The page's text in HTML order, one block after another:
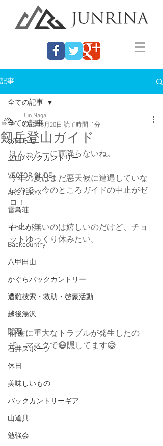
記事
全ての記事
お知らせ
立山バックカントリー
VECTOR GLIDE
ARC'TERYX
雷鳥荘
イベント
Backcountry
八甲田山
かぐらバックカントリー
遭難捜索・救助・啓蒙活動
越後湯沢
関西
石井スポーツ
休日
美味しいもの
バックカントリーギア
山道具
勉強会
全ての記事
剱岳登山ガイド
Jun Nagai
2023年8月20日 読了時間: 1分
ほんっとーに雨降らないね。
今年の夏はまだ悪天候に遭遇していな
いので、今のところガイドの中止がゼ
ロ！
中止が無いのは嬉しいのだけど、チョ
ットゆっくり休みたい。
前歯に重大なトラブルが発生したの
で、マスクで😷隠してます😅